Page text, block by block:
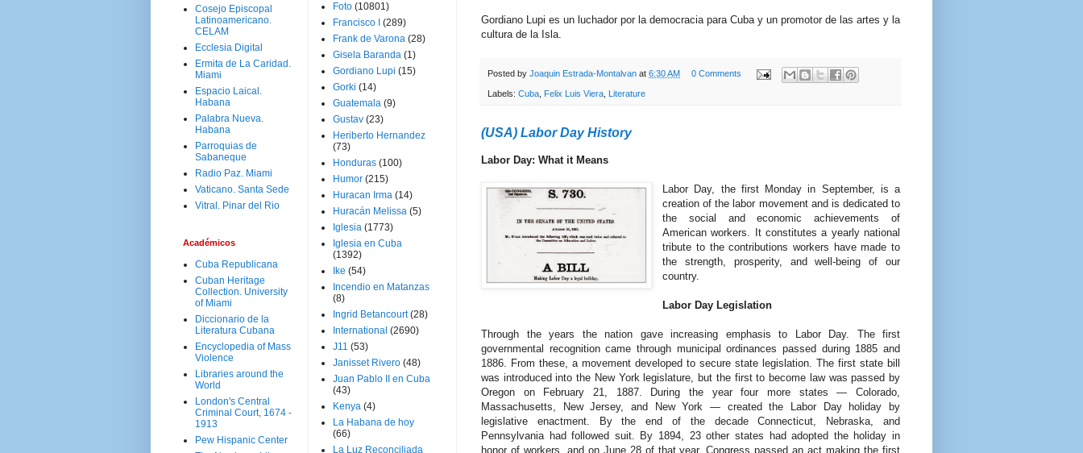
Gordiano Lupi es un luchador por la democracia para Cuba y un promotor de las artes y la
cultura de la Isla.
Posted by Joaquin Estrada-Montalvan at 6:30 AM 0 Comments
Labels: Cuba Felix Luis Viera Literature
(USA) Labor Day History
Labor Day: What it Means
Labor Day, the first Monday in September, is a
creation of the labor movement and is dedicated to
the social and economic achievements of
American workers. It constitutes a yearly national
tribute to the contributions workers have made to
the strength, prosperity, and well-being of our
country.
Labor Day Legislation
Through the years the nation gave increasing emphasis to Labor Day. The first
governmental recognition came through municipal ordinances passed during 1885 and
1886. From these, a movement developed to secure state legislation. The first state bill
was introduced into the New York legislature, but the first to become law was passed by
Oregon on February 21, 1887. During the year four more states — Colorado,
Massachusetts, New Jersey, and New York — created the Labor Day holiday by
legislative enactment. By the end of the decade Connecticut, Nebraska, and
Pennsylvania had followed suit. By 1894, 23 other states had adopted the holiday in
honor of workers, and on June 28 of that year, Congress passed an act making the first
Cosejo Episcopal
Latinoamericano.
CELAM
Ecclesia Digital
Ermita de La Caridad.
Miami
Espacio Laical.
Habana
Palabra Nueva.
Habana
Parroquias de
Sabaneque
Radio Paz. Miami
Vaticano. Santa Sede
Vitral. Pinar del Rio
Académicos
Cuba Republicana
Cuban Heritage
Collection. University
of Miami
Diccionario de la
Literatura Cubana
Encyclopedia of Mass
Violence
Libraries around the
World
London's Central
Criminal Court, 1674 -
1913
Pew Hispanic Center
Foto (10801)
Francisco I
(289)
Frank de Varona (28)
Gisela Baranda (1)
Gordiano Lupi (15)
Gorki (14)
Guatemala (9)
Gustav (23)
Heriberto Hernandez
(73)
Honduras (100)
Humor (215)
Huracan Irma (14)
Huracán Melissa (5)
Iglesia (1773)
Iglesia en Cuba
(1392)
Ike (54)
Incendio en Matanzas
(8)
Ingrid Betancourt (28)
International (2690)
J11 (53)
Janisset Rivero (48)
Juan Pablo II en Cuba
(43)
Kenya (4)
La Habana de hoy
(66)
La Luz Reconciliada